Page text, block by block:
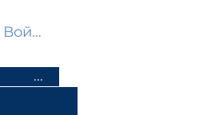
Войти
...